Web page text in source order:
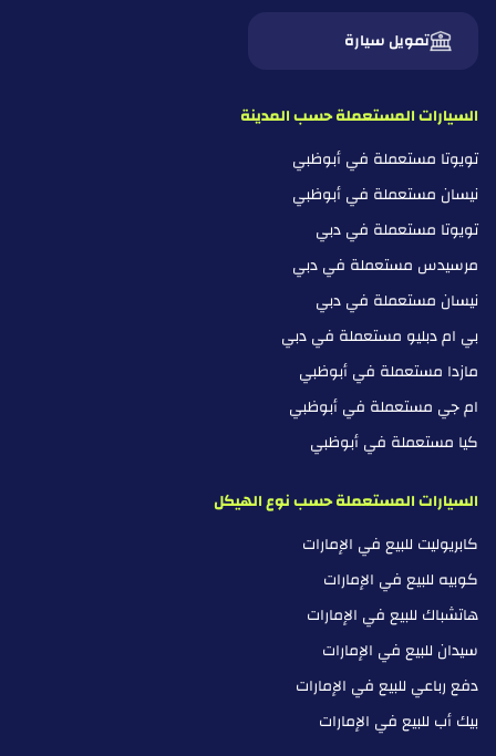
تمويل سيارة
السيارات المستعملة حسب المدينة
تويوتا مستعملة في أبوظبي
نيسان مستعملة في أبوظبي
تويوتا مستعملة في دبي
مرسيدس مستعملة في دبي
نيسان مستعملة في دبي
بي ام دبليو مستعملة في دبي
مازدا مستعملة في أبوظبي
ام جي مستعملة في أبوظبي
كيا مستعملة في أبوظبي
السيارات المستعملة حسب نوع الهيكل
كابريوليت للبيع في الإمارات
كوبيه للبيع في الإمارات
هاتشباك للبيع في الإمارات
سيدان للبيع في الإمارات
دفع رباعي للبيع في الإمارات
بيك أب للبيع في الإمارات